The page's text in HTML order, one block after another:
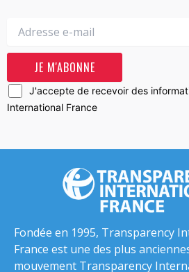
J'accepte de recevoir des
International France
Fondée en 1995, Transparency
France est une des plus
mouvement Transparency